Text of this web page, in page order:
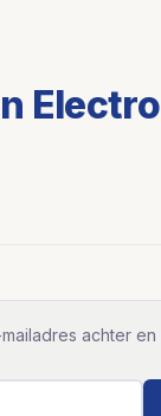
achter